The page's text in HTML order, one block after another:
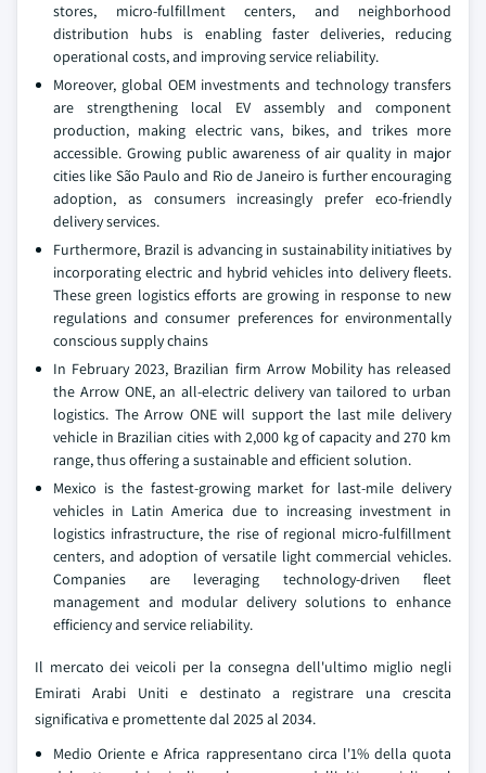
stores, micro-fulfillment centers, and neighborhood
distribution hubs is enabling faster deliveries, reducing
operational costs, and improving service reliability.
Moreover, global OEM investments and technology transfers
are strengthening local EV assembly and component
production, making electric vans, bikes, and trikes more
accessible. Growing public awareness of air quality in major
cities like São Paulo and Rio de Janeiro is further encouraging
adoption, as consumers increasingly prefer eco-friendly
delivery services.
Furthermore, Brazil is advancing in sustainability initiatives by
incorporating electric and hybrid vehicles into delivery fleets.
These green logistics efforts are growing in response to new
regulations and consumer preferences for environmentally
conscious supply chains
In February 2023, Brazilian firm Arrow Mobility has released
the Arrow ONE, an all-electric delivery van tailored to urban
logistics. The Arrow ONE will support the last mile delivery
vehicle in Brazilian cities with 2,000 kg of capacity and 270 km
range, thus offering a sustainable and efficient solution.
Mexico is the fastest-growing market for last-mile delivery
vehicles in Latin America due to increasing investment in
logistics infrastructure, the rise of regional micro-fulfillment
centers, and adoption of versatile light commercial vehicles.
Companies are leveraging technology-driven fleet
management and modular delivery solutions to enhance
efficiency and service reliability.
Il mercato dei veicoli per la consegna dell'ultimo miglio negli
Emirati Arabi Uniti e destinato a registrare una crescita
significativa e promettente dal 2025 al 2034.
Medio Oriente e Africa rappresentano circa l'1% della quota